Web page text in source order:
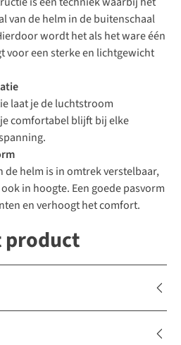
van de helm in de buitenschaal
wordt het als het ware één
voor een sterke en lichtgewicht
laat je de luchtstroom
comfortabel blijft bij elke
de helm is in omtrek verstelbaar,
in hoogte. Een goede pasvorm
en verhoogt het comfort.
product